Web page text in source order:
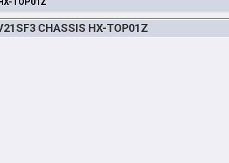
CHASSIS HX-TOP01Z